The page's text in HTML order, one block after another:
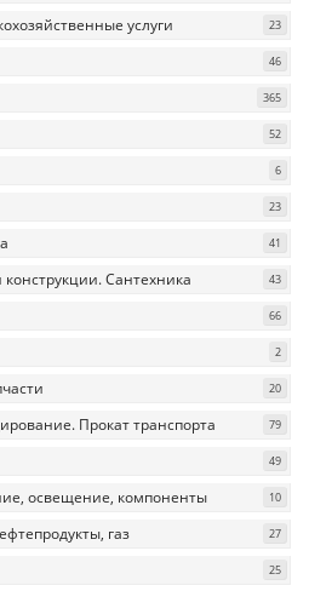
услуги 23
46
365
52
6
23
41
Сантехника 43
66
2
20
Прокат транспорта 79
49
освещение, компоненты 10
газ 27
25